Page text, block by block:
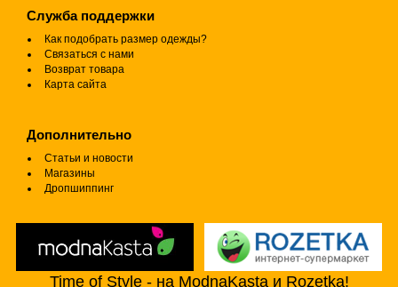
Служба поддержки
Как подобрать размер одежды?
Связаться с нами
Возврат товара
Карта сайта
Дополнительно
Статьи и новости
Магазины
Дропшиппинг
Time of Style - на ModnaKasta и Rozetka!